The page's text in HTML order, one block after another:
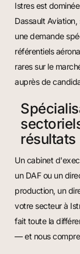
Istres est
Dassault
une demande
référentiels
rares sur le
auprès de
résultats
Un cabinet
un DAF ou un
production, un
votre secteur à
fait toute la
— et nous